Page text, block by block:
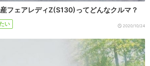
フェアレディZ(S130)ってどんなクルマ？
い 2020/10/24